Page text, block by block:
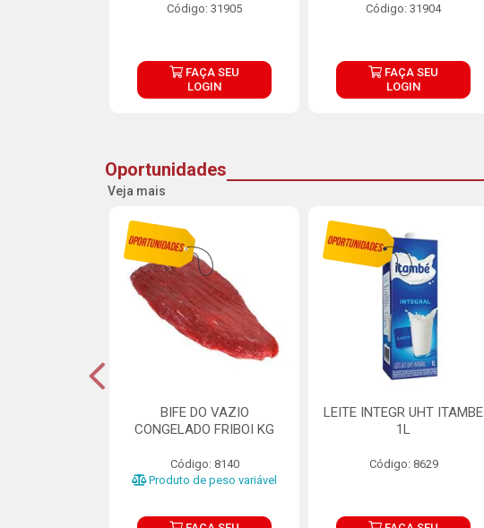
Código: 31905
FAÇA SEU
LOGIN
Código: 31904
FAÇA SEU
LOGIN
Oportunidades
Veja mais
BIFE DO VAZIO
CONGELADO FRIBOI KG
Código: 8140
Produto de peso variável
LEITE INTEGR UHT ITAMBE
1L
Código: 8629